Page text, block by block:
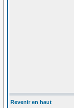
Revenir en haut